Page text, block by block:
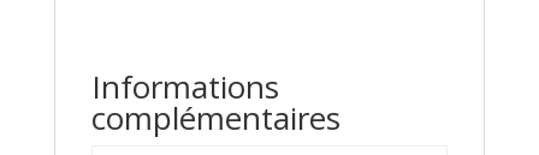
Informations
complémentaires